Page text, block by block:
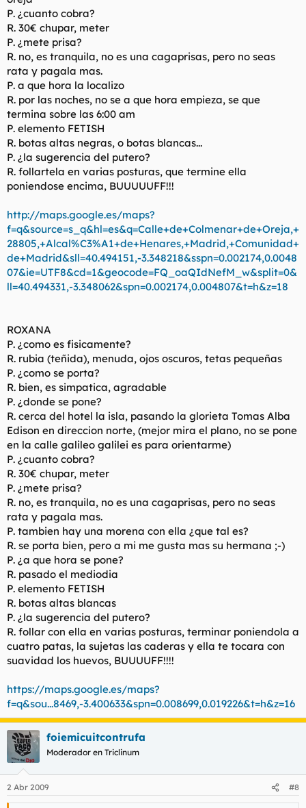
P. ¿cuanto cobra?
R. 30€ chupar, meter
P. ¿mete prisa?
R. no, es tranquila, no es una cagaprisas, pero no seas
rata y pagala mas.
P. a que hora la localizo
R. por las noches, no se a que hora empieza, se que
termina sobre las 6:00 am
P. elemento FETISH
R. botas altas negras, o botas blancas...
P. ¿la sugerencia del putero?
R. follartela en varias posturas, que termine ella
poniendose encima, BUUUUUFF!!!
http://maps.google.es/maps?
f=q&source=s_q&hl=es&q=Calle+de+Colmenar+de+Oreja,+
28805,+Alcal%C3%A1+de+Henares,+Madrid,+Comunidad+
de+Madrid&sll=40.494151,-3.348218&sspn=0.002174,0.0048
07&ie=UTF8&cd=1&geocode=FQ_oaQIdNefM_w&split=0&
ll=40.494331,-3.348062&spn=0.002174,0.004807&t=h&z=18
ROXANA
P. ¿como es fisicamente?
R. rubia (teñida), menuda, ojos oscuros, tetas pequeñas
P. ¿como se porta?
R. bien, es simpatica, agradable
P. ¿donde se pone?
R. cerca del hotel la isla, pasando la glorieta Tomas Alba
Edison en direccion norte, (mejor mira el plano, no se pone
en la calle galileo galilei es para orientarme)
P. ¿cuanto cobra?
R. 30€ chupar, meter
P. ¿mete prisa?
R. no, es tranquila, no es una cagaprisas, pero no seas
rata y pagala mas.
P. tambien hay una morena con ella ¿que tal es?
R. se porta bien, pero a mi me gusta mas su hermana ;-)
P. ¿a que hora se pone?
R. pasado el mediodia
P. elemento FETISH
R. botas altas blancas
P. ¿la sugerencia del putero?
R. follar con ella en varias posturas, terminar poniendola a
cuatro patas, la sujetas las caderas y ella te tocara con
suavidad los huevos, BUUUUFF!!!!
https://maps.google.es/maps?
f=q&sou...8469,-3.400633&spn=0.008699,0.019226&t=h&z=16
foiemicuitcontrufa
Moderador en Triclinum
2 Abr 2009 #8